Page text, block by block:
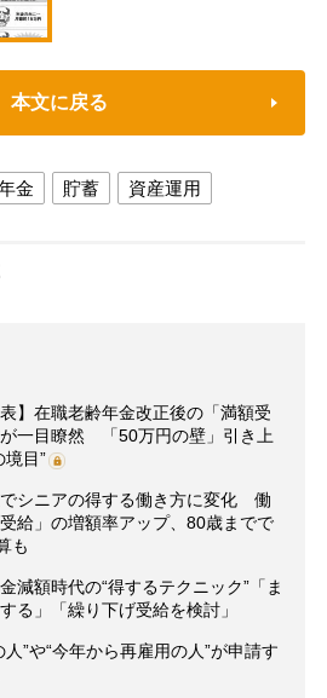
本文に戻る
金 貯蓄 資産運用
】在職老齢年金改正後の「満額受
一目瞭然 「50万円の壁」引き上
境目”
シニアの得する働き方に変化 働
給」の増額率アップ、80歳までで
も
減額時代の“得するテクニック”「ま
る」「繰り下げ受給を検討」
”や“今年から再雇用の人”が申請す